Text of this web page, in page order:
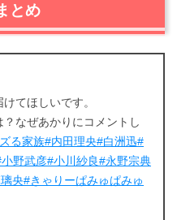
とめ
てほしいです。
？なぜあかりにコメントし
る家族#内田理央#白洲迅#
野武彦#小川紗良#永野宗典
央#きゃりーぱみゅぱみゅ